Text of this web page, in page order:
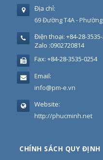
Địa chỉ:
69 Đường T4A -
Điện thoại: +84-28-
Zalo :0902720814
Fax: +84-28-3535-0254
Email:
info@pm-e.vn
Website:
http://phucminh.net
CHÍNH SÁCH QUY ĐỊNH